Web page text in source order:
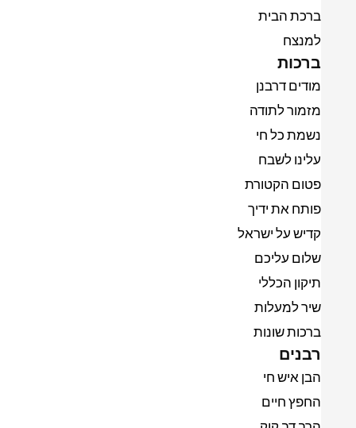
ברכת הבית
למנצח
ברכות
מודים דרבנן
מזמור לתודה
נשמת כל חי
עלינו לשבח
פטום הקטורת
פותח את ידיך
קדיש על ישראל
שלום עליכם
תיקון הכללי
שיר למעלות
ברכות שונות
רבנים
הבן איש חי
החפץ חיים